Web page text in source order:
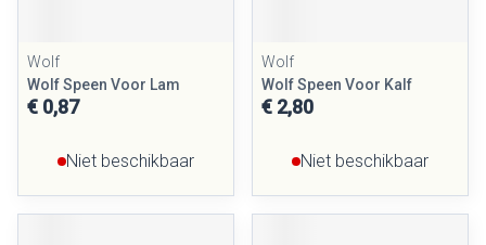
Wolf
Wolf Speen Voor Lam
€ 0,87
Niet beschikbaar
Wolf
Wolf Speen Voor Kalf
€ 2,80
Niet beschikbaar